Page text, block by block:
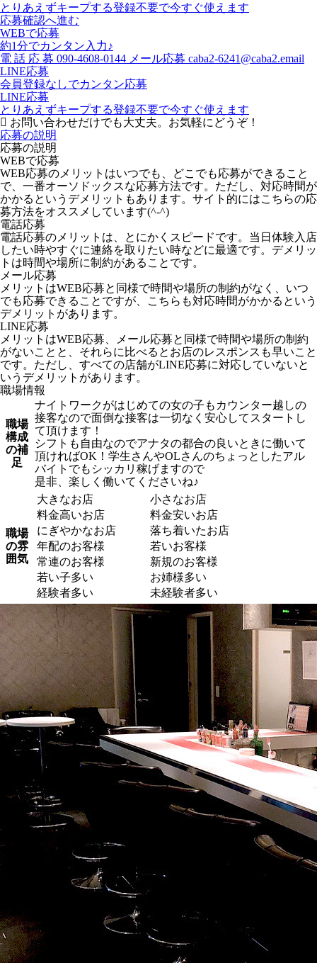
とりあえずキープする登録不要で今すぐ使えます
応募確認へ進む
WEBで応募
約1分でカンタン入力♪
電 話 応 募 090-4608-0144 メール応募 caba2-6241@caba2.email
LINE応募
会員登録なしでカンタン応募
LINE応募
とりあえずキープする登録不要で今すぐ使えます
お問い合わせだけでも大丈夫。お気軽にどうぞ！
応募の説明
応募の説明
WEBで応募
WEB応募のメリットはいつでも、どこでも応募ができること
で、一番オーソドックスな応募方法です。ただし、対応時間が
かかるというデメリットもあります。サイト的にはこちらの応
募方法をオススメしています(^-^)
電話応募
電話応募のメリットは、とにかくスピードです。当日体験入店
したい時やすぐに連絡を取りたい時などに最適です。デメリッ
トは時間や場所に制約があることです。
メール応募
メリットはWEB応募と同様で時間や場所の制約がなく、いつ
でも応募できることですが、こちらも対応時間がかかるという
デメリットがあります。
LINE応募
メリットはWEB応募、メール応募と同様で時間や場所の制約
がないことと、それらに比べるとお店のレスポンスも早いこと
です。ただし、すべての店舗がLINE応募に対応していないと
いうデメリットがあります。
職場情報
職場
構成
の補
足
ナイトワークがはじめての女の子もカウンター越しの
接客なので面倒な接客は一切なく安心してスタートし
て頂けます！
シフトも自由なのでアナタの都合の良いときに働いて
頂ければOK！学生さんやOLさんのちょっとしたアル
バイトでもシッカリ稼げますので
是非、楽しく働いてくださいね♪
職場
の雰
囲気
大きなお店
小さなお店
料金高いお店
料金安いお店
にぎやかなお店
落ち着いたお店
年配のお客様
若いお客様
常連のお客様
新規のお客様
若い子多い
お姉様多い
経験者多い
未経験者多い